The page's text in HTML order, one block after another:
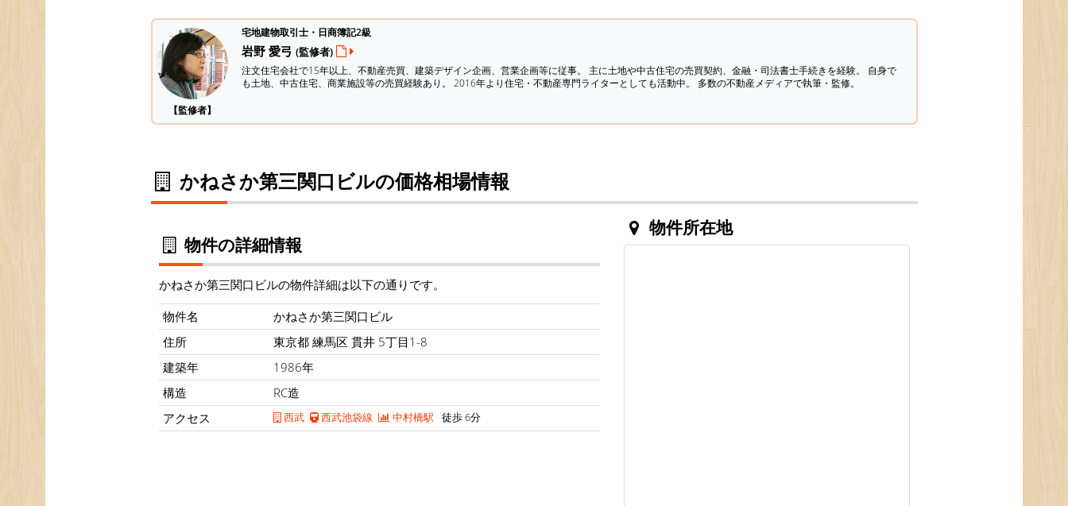
【監修者】
宅地建物取引士・日商簿記2級
岩野 愛弓 (監修者)
注文住宅会社で15年以上、不動産売買、建築デザイン企画、営業企画等に従事。 主に土地や中古住宅の売買契約、金融・司法書士手続きを経験。 自身で
も土地、中古住宅、商業施設等の売買経験あり。 2016年より住宅・不動産専門ライターとしても活動中。 多数の不動産メディアで執筆・監修。
かねさか第三関口ビルの価格相場情報
物件の詳細情報
かねさか第三関口ビルの物件詳細は以下の通りです。
物件名
かねさか第三関口ビル
住所
東京都 練馬区 貫井 5丁目1-8
建築年
1986年
構造
RC造
アクセス
西武 西武池袋線 中村橋駅 徒歩 6分
物件所在地